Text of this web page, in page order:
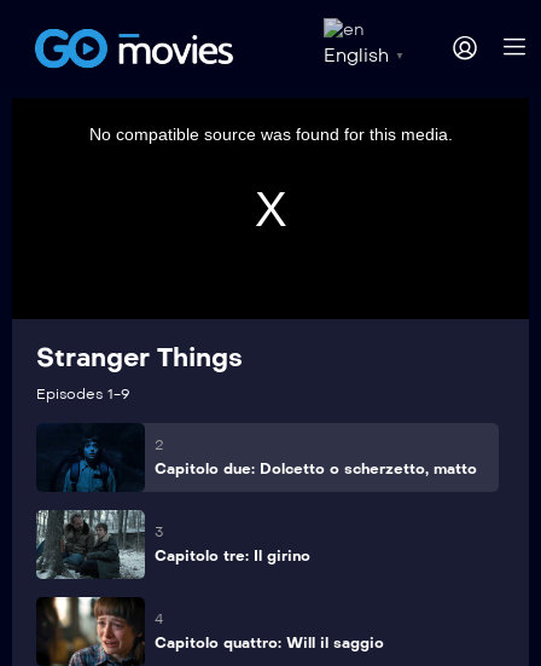
English ▼
No compatible source was found for this media.
Stranger Things
Episodes 1-9
2
Capitolo due: Dolcetto o scherzetto, matto
3
Capitolo tre: Il girino
4
Capitolo quattro: Will il saggio